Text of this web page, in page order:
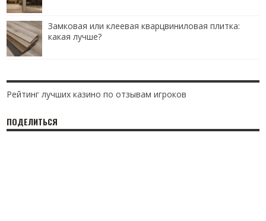
Замковая или клеевая кварцвиниловая плитка:
какая лучше?
Рейтинг лучших казино по отзывам игроков
ПОДЕЛИТЬСЯ